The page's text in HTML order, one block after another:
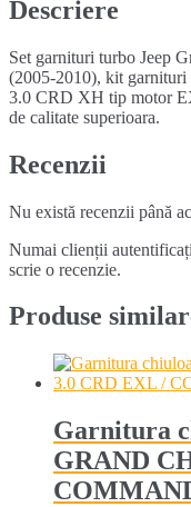
CRD
OM
642
/
COMMANDER
Descriere
Set garnituri turbo Jeep
(2005-2010), kit garnituri
3.0 CRD XH tip motor
de calitate superioara.
Recenzii
Nu există recenzii până
Numai clienții
scrie o recenzie.
Produse
Garnitura
GRAND